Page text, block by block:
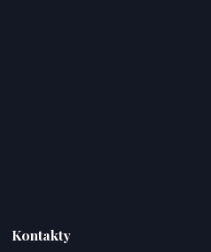
Kontakty